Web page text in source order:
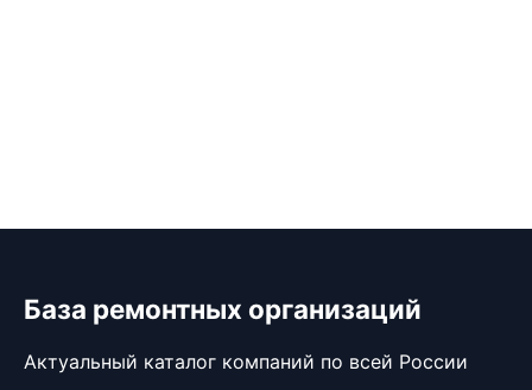
База ремонтных организаций
Актуальный каталог компаний по всей России